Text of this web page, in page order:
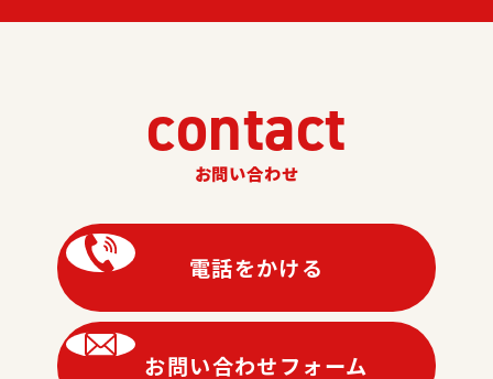
合がございます事をご容赦下さいませ。 メー
0120-87-8709 三菱電機お客様相談センターcontact
お問い合わせ
電話をかける
お問い合わせフォーム